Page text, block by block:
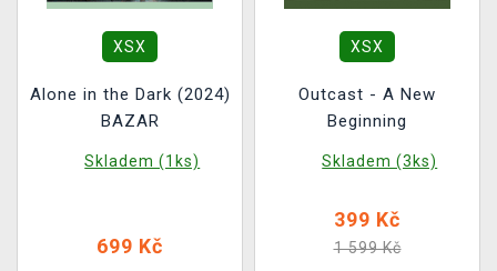
XSX
Alone in the Dark (2024)
BAZAR
Skladem (1ks)
699 Kč
XSX
Outcast - A New
Beginning
Skladem (3ks)
399 Kč
1 599 Kč